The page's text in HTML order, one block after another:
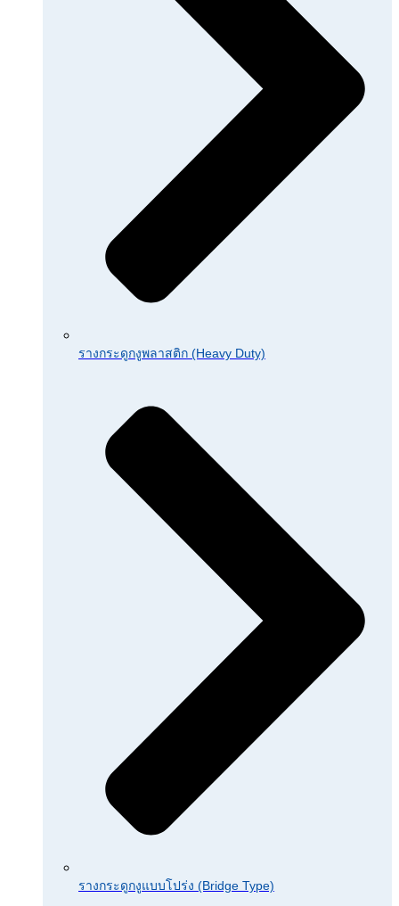
รางกระดูกงูพลาสติก (Heavy Duty)
รางกระดูกงูแบบโปร่ง (Bridge Type)